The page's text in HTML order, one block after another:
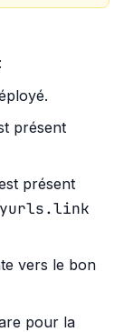
présent
présent
vers le bon
pour la